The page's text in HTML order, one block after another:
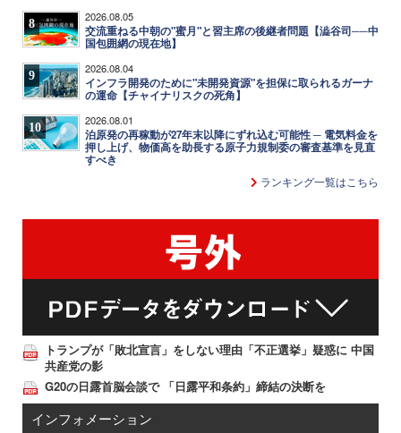
8 2026.08.05
交流重ねる中朝の"蜜月"と習主席の後継者問題【澁谷司──中
国包囲網の現在地】
9 2026.08.04
インフラ開発のために"未開発資源"を担保に取られるガーナ
の運命【チャイナリスクの死角】
10 2026.08.01
泊原発の再稼動が27年末以降にずれ込む可能性 ─ 電気料金を
押し上げ、物価高を助長する原子力規制委の審査基準を見直
すべき
ランキング一覧はこちら
トランプが「敗北宣言」をしない理由「不正選挙」疑惑に 中国
共産党の影
G20の日露首脳会談で 「日露平和条約」締結の決断を
インフォメーション